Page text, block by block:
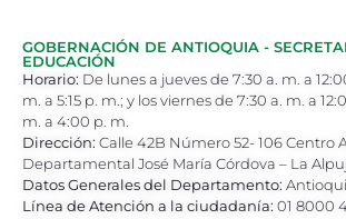
GOBERNACIÓN DE ANTIOQUIA -
EDUCACIÓN
Horario: De lunes a jueves de 7:30 a. m. a
m. a 5:15 p. m.; y los viernes de 7:30 a. m. a
m. a 4:00 p. m.
Dirección: Calle 42B Número 52- 106 Centro
Departamental José María Córdova – La
Datos Generales del Departamento:
Línea de Atención a la ciudadanía: 01 8000